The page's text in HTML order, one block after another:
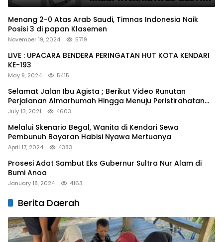
Menang 2-0 Atas Arab Saudi, Timnas Indonesia Naik
Posisi 3 di papan Klasemen
November 19, 2024 5719
LIVE : UPACARA BENDERA PERINGATAN HUT KOTA KENDARI
KE-193
May 9, 2024 5415
Selamat Jalan Ibu Agista ; Berikut Video Runutan
Perjalanan Almarhumah Hingga Menuju Peristirahatan
Terakhir
July 13, 2021 4603
Melalui Skenario Begal, Wanita di Kendari Sewa
Pembunuh Bayaran Habisi Nyawa Mertuanya
April 17, 2024 4383
Prosesi Adat Sambut Eks Gubernur Sultra Nur Alam di
Bumi Anoa
January 18, 2024 4163
Berita Daerah